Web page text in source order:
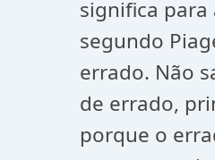
significa para
segundo
errado. Não
de errado,
porque o